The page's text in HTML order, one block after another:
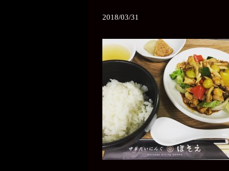
2018/03/31